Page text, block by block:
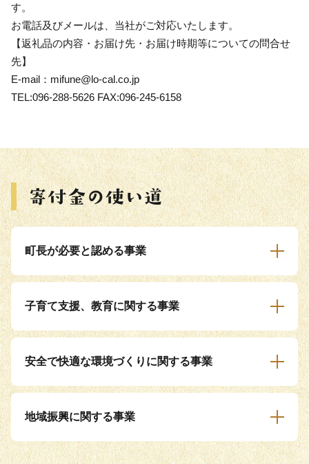
す。
お電話及びメールは、当社がご対応いたします。
【返礼品の内容・お届け先・お届け時期等についての問合せ
先】
E-mail：mifune@lo-cal.co.jp
TEL:096-288-5626 FAX:096-245-6158
町長が必要と認める事業
子育て支援、教育に関する事業
安全で快適な環境づくりに関する事業
地域振興に関する事業